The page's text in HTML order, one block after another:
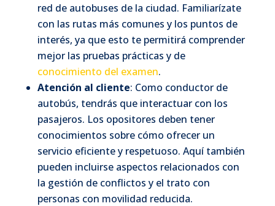
red de autobuses de la ciudad. Familiarízate
con las rutas más comunes y los puntos de
interés, ya que esto te permitirá comprender
mejor las pruebas prácticas y de
conocimiento del examen.
Atención al cliente: Como conductor de
autobús, tendrás que interactuar con los
pasajeros. Los opositores deben tener
conocimientos sobre cómo ofrecer un
servicio eficiente y respetuoso. Aquí también
pueden incluirse aspectos relacionados con
la gestión de conflictos y el trato con
personas con movilidad reducida.